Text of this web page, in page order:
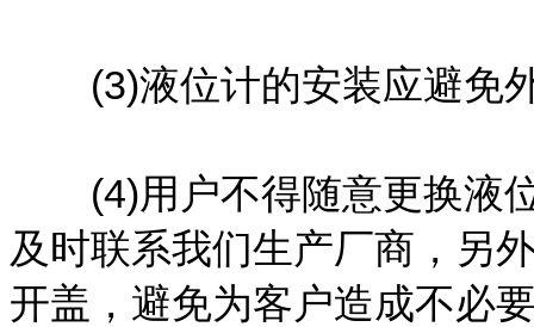
(3)液位计的安装应避免
(4)用户不得随意更换液位
及时联系我们生产厂商，另
开盖，避免为客户造成不必